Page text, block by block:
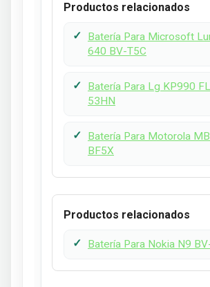
Productos relacionados
Batería Para Microsoft
640 BV-T5C
Batería Para Lg KP990
53HN
Batería Para Motorola
BF5X
Productos relacionados
Batería Para Nokia N9